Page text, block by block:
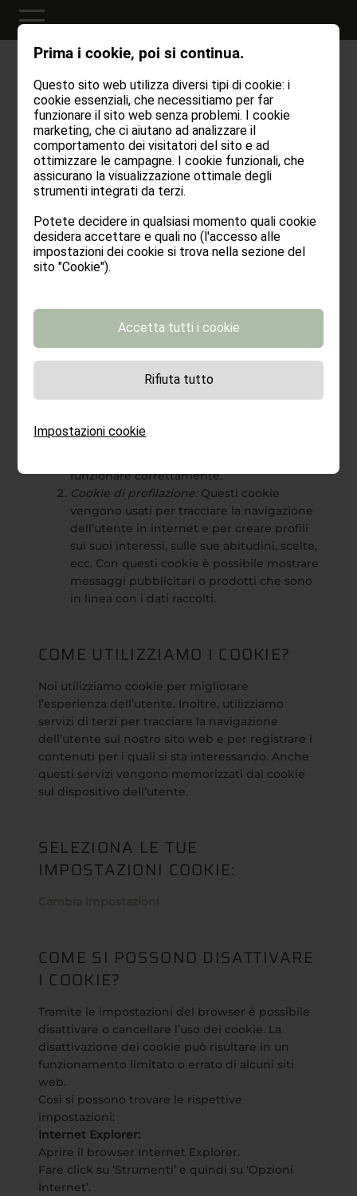
Cookies
COSA SONO I COOKIE?
La normativa dell’Unione Europea 2009/136/EG
Questa normativa è stata introdotta nella legge
italiana in data 25 maggio 2012.
Un cookie è un breve testo inviato al vostro
o altre impostazioni.
I cookie si possono suddividere
prevalentemente in due gruppi:
Cookie tecnici:Questi cookie servono a
la navigazione o per fornire un servizio
richiesto dall’utente. Senza questi cookie
funzionare correttamente.
Cookie di profilazione:Questi cookie
vengono usati per tracciare la navigazione
dell’utente in internet e per creare profili
sui suoi interessi, sulle sue abitudini, scelte,
ecc. Con questi cookie è possibile mostrare
messaggi pubblicitari o prodotti che sono
in linea con i dati raccolti.
COME UTILIZZIAMO I COOKIE?
Noi utilizziamo cookie per migliorare
l’esperienza dell’utente. Inoltre, utilizziamo
servizi di terzi per tracciare la navigazione
dell’utente sul nostro sito web e per registrare i
contenuti per i quali si sta interessando. Anche
questi servizi vengono memorizzati dai cookie
sul dispositivo dell’utente.
SELEZIONA LE TUE
IMPOSTAZIONI COOKIE:
COME SI POSSONO DISATTIVARE
I COOKIE?
Tramite le impostazioni del browser è possibile
disattivare o cancellare l’uso dei cookie. La
disattivazione dei cookie può risultare in un
funzionamento limitato o errato di alcuni siti
web.
Così si possono trovare le rispettive
impostazioni:
Internet Explorer:
Aprire il browser Internet Explorer.
Fare click su ‘Strumenti’ e quindi su ‘Opzioni
Internet’.
Prima i cookie, poi si continua.
Questo sito web utilizza diversi tipi di cookie: i
cookie essenziali, che necessitiamo per far
funzionare il sito web senza problemi. I cookie
marketing, che ci aiutano ad analizzare il
comportamento dei visitatori del sito e ad
ottimizzare le campagne. I cookie funzionali, che
assicurano la visualizzazione ottimale degli
strumenti integrati da terzi.
Potete decidere in qualsiasi momento quali cookie
desidera accettare e quali no (l'accesso alle
impostazioni dei cookie si trova nella sezione del
sito "Cookie").
Impostazioni cookie
Accetta tutti i cookie
Rifiuta tutto